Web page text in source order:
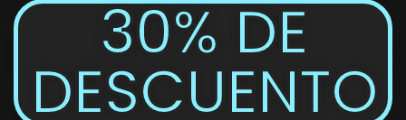
30% DE
DESCUENTO